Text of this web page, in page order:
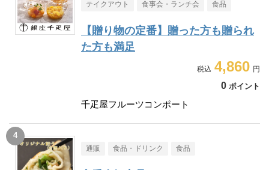
テイクアウト 食事会・ランチ会 食品
【贈り物の定番】贈った方も贈られ
た方も満足
4,860
0 ポイント
千疋屋フルーツコンポート
通販 食品・ドリンク 食品